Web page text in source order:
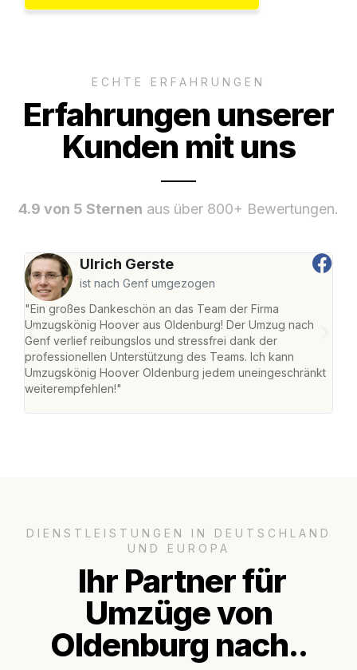
ECHTE ERFAHRUNGEN
Erfahrungen unserer
Kunden mit uns
4.9 von 5 Sternen aus über 800+ Bewertungen.
Ulrich Gerste
ist nach Genf umgezogen
"Ein großes Dankeschön an das Team der Firma
Umzugskönig Hoover aus Oldenburg! Der Umzug nach
Genf verlief reibungslos und stressfrei dank der
professionellen Unterstützung des Teams. Ich kann
Umzugskönig Hoover Oldenburg jedem uneingeschränkt
weiterempfehlen!"
DIENSTLEISTUNGEN IN DEUTSCHLAND
UND EUROPA
Ihr Partner für
Umzüge von
Oldenburg nach..